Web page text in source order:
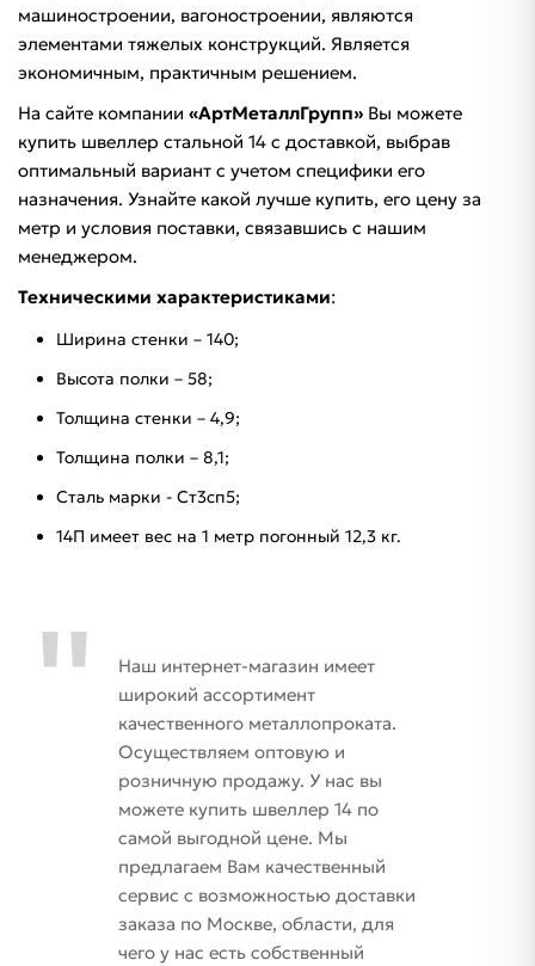
машиностроении, вагоностроении, являются
элементами тяжелых конструкций. Является
экономичным, практичным решением.
На сайте компании «АртМеталлГрупп» Вы можете
купить швеллер стальной 14 с доставкой, выбрав
оптимальный вариант с учетом специфики его
назначения. Узнайте какой лучше купить, его цену за
метр и условия поставки, связавшись с нашим
менеджером.
Техническими характеристиками:
Ширина стенки – 140;
Высота полки – 58;
Толщина стенки – 4,9;
Толщина полки – 8,1;
Сталь марки - Ст3сп5;
14П имеет вес на 1 метр погонный 12,3 кг.
Наш интернет-магазин имеет
широкий ассортимент
качественного металлопроката.
Осуществляем оптовую и
розничную продажу. У нас вы
можете купить швеллер 14 по
самой выгодной цене. Мы
предлагаем Вам качественный
сервис с возможностью доставки
заказа по Москве, области, для
чего у нас есть собственный